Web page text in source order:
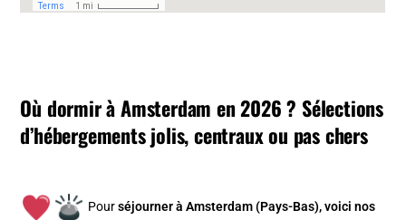
Où dormir à Amsterdam en 2026 ? Sélections
d’hébergements jolis, centraux ou pas chers
Pourséjourner à Amsterdam (Pays-Bas), voici nos